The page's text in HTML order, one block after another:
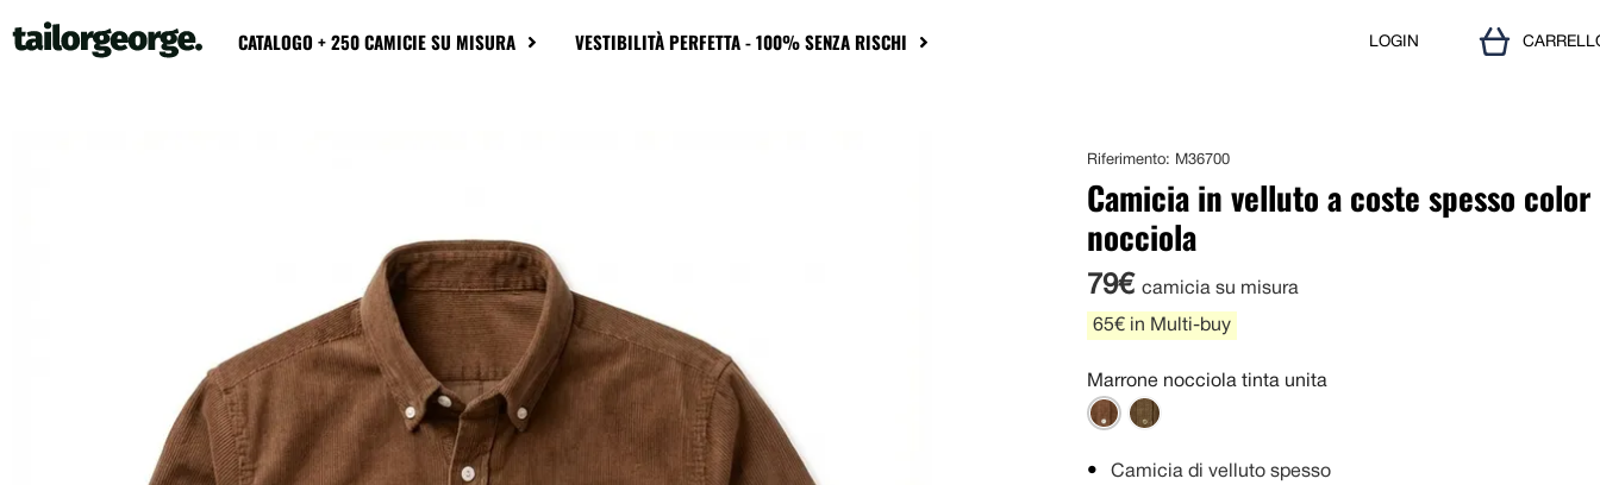
CATALOGO + 250 CAMICIE SU MISURA VESTIBILITÀ PERFETTA - 100% SENZA RISCHI LOGIN
Riferimento: M36700
Camicia in velluto a coste spesso color
nocciola
79€camicia su misura
65€ in Multi-buy
Marrone nocciola tinta unita
Camicia di velluto spesso